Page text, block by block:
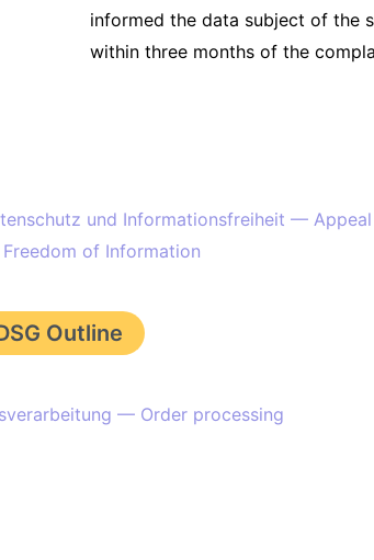
informed the data subject of the
within three months of the
und Informationsfreiheit —
of Information
Outline
— Order processing